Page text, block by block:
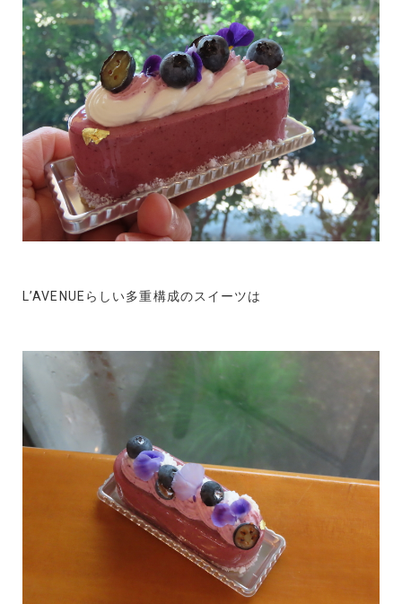
L’AVENUEらしい多重構成のスイーツは